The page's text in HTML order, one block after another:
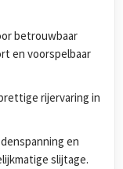
betrouwbaar
en voorspelbaar
rijervaring in
en
slijtage.